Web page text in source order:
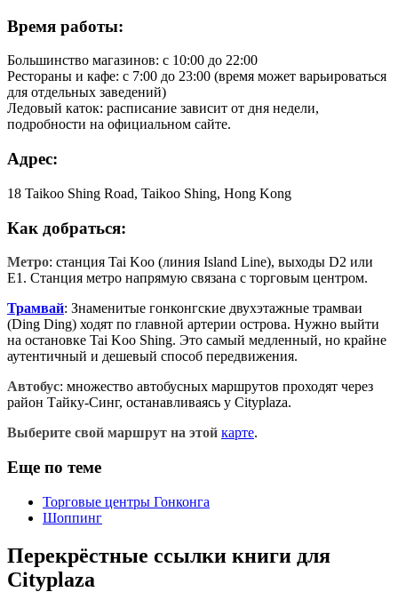
Время работы:
Большинство магазинов: с 10:00 до 22:00
Рестораны и кафе: с 7:00 до 23:00 (время может варьироваться
для отдельных заведений)
Ледовый каток: расписание зависит от дня недели,
подробности на официальном сайте.
Адрес:
18 Taikoo Shing Road, Taikoo Shing, Hong Kong
Как добраться:
Метро: станция Tai Koo (линия Island Line), выходы D2 или
E1. Станция метро напрямую связана с торговым центром.
Трамвай: Знаменитые гонконгские двухэтажные трамваи
(Ding Ding) ходят по главной артерии острова. Нужно выйти
на остановке Tai Koo Shing. Это самый медленный, но крайне
аутентичный и дешевый способ передвижения.
Автобус: множество автобусных маршрутов проходят через
район Тайку-Синг, останавливаясь у Cityplaza.
Выберите свой маршрут на этой карте.
Еще по теме
Торговые центры Гонконга
Шоппинг
Перекрёстные ссылки книги для
Cityplaza